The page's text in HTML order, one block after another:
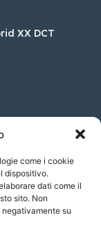
come i cookie
dispositivo.
dati come il
sito. Non
su
XX DCT
(22kW)
4S